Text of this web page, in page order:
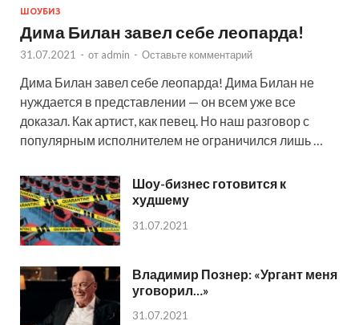
ШОУБИЗ
Дима Билан завел себе леопарда!
31.07.2021 - от admin - Оставьте комментарий
Дима Билан завел себе леопарда! Дима Билан не
нуждается в представлении — он всем уже все
доказал. Как артист, как певец. Но наш разговор с
популярным исполнителем не ограничился лишь …
Шоу-бизнес готовится к
худшему
31.07.2021
Владимир Познер: «Ургант меня
уговорил…»
31.07.2021